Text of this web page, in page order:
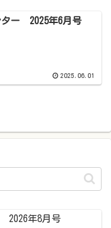
ター 2025年6月号
2025.06.01
2026年8月号